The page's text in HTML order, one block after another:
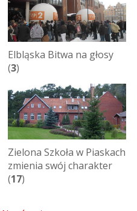
Elbląska Bitwa na głosy
(3)
Zielona Szkoła w Piaskach
zmienia swój charakter
(17)